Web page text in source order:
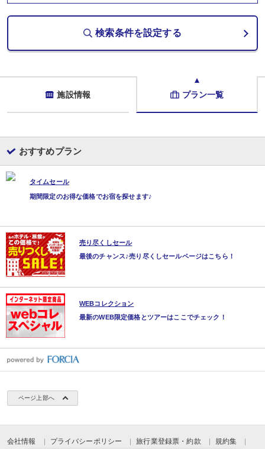
検索条件を設定する
施設情報 プラン一覧
おすすめプラン
タイムセール
期間限定のお得な価格でお宿を探せます♪
売り尽くしセール
最後のチャンス♪売り尽くしセールページはこちら！
WEBコレクション
最新のWEB限定価格とツアーはここでチェック！
ページ上部へ
会社情報 プライバシーポリシー 旅行業登録票・約款 規約集